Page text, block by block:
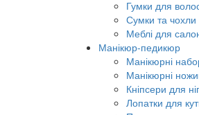
Гумки для
Сумки та чохли
Меблі для
Манікюр-педикюр
Манікюрні
Манікюрні
Кніпсери для
Лопатки для